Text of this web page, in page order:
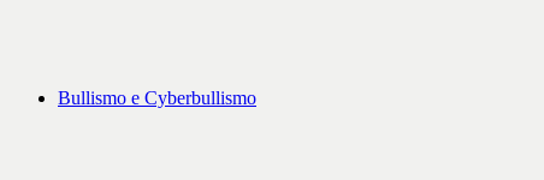
Bullismo e Cyberbullismo